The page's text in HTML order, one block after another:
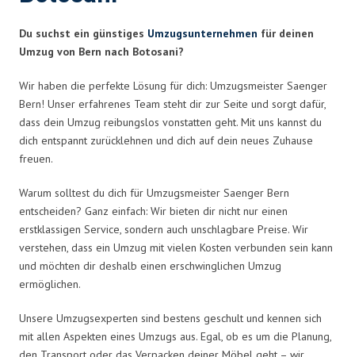
Du suchst ein günstiges Umzugsunternehmen für deinen
Umzug von Bern nach Botosani?
Wir haben die perfekte Lösung für dich: Umzugsmeister Saenger
Bern! Unser erfahrenes Team steht dir zur Seite und sorgt dafür,
dass dein Umzug reibungslos vonstatten geht. Mit uns kannst du
dich entspannt zurücklehnen und dich auf dein neues Zuhause
freuen.
Warum solltest du dich für Umzugsmeister Saenger Bern
entscheiden? Ganz einfach: Wir bieten dir nicht nur einen
erstklassigen Service, sondern auch unschlagbare Preise. Wir
verstehen, dass ein Umzug mit vielen Kosten verbunden sein kann
und möchten dir deshalb einen erschwinglichen Umzug
ermöglichen.
Unsere Umzugsexperten sind bestens geschult und kennen sich
mit allen Aspekten eines Umzugs aus. Egal, ob es um die Planung,